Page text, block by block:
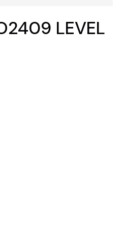
LEVEL